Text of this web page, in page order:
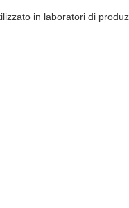
in laboratori di